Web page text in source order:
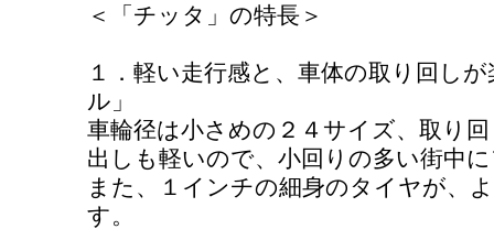
＜「チッタ」の特長＞
１．軽い走行感と、車体の取り回し
ル」
車輪径は小さめの２４サイズ、取り
出しも軽いので、小回りの多い街中
また、１インチの細身のタイヤが、
す。